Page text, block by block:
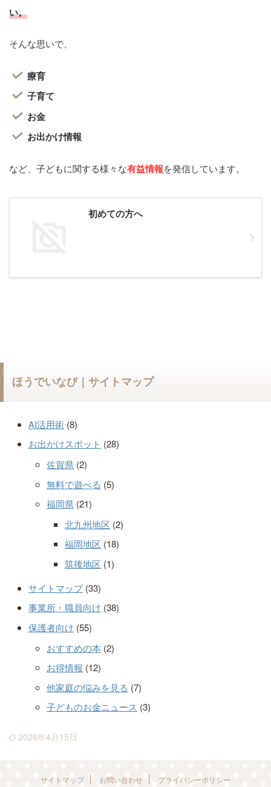
い。
そんな思いで、
療育
子育て
お金
お出かけ情報
など、子どもに関する様々な有益情報を発信しています。
初めての方へ
ほうでいなび｜サイトマップ
AI活用術 (8)
お出かけスポット (28)
佐賀県 (2)
無料で遊べる (5)
福岡県 (21)
北九州地区 (2)
福岡地区 (18)
筑後地区 (1)
サイトマップ(33)
事業所・職員向け (38)
保護者向け (55)
おすすめの本 (2)
お得情報 (12)
他家庭の悩みを見る (7)
子どものお金ニュース (3)
2026年4月15日
サイトマップ お問い合わせ プライバシーポリシー